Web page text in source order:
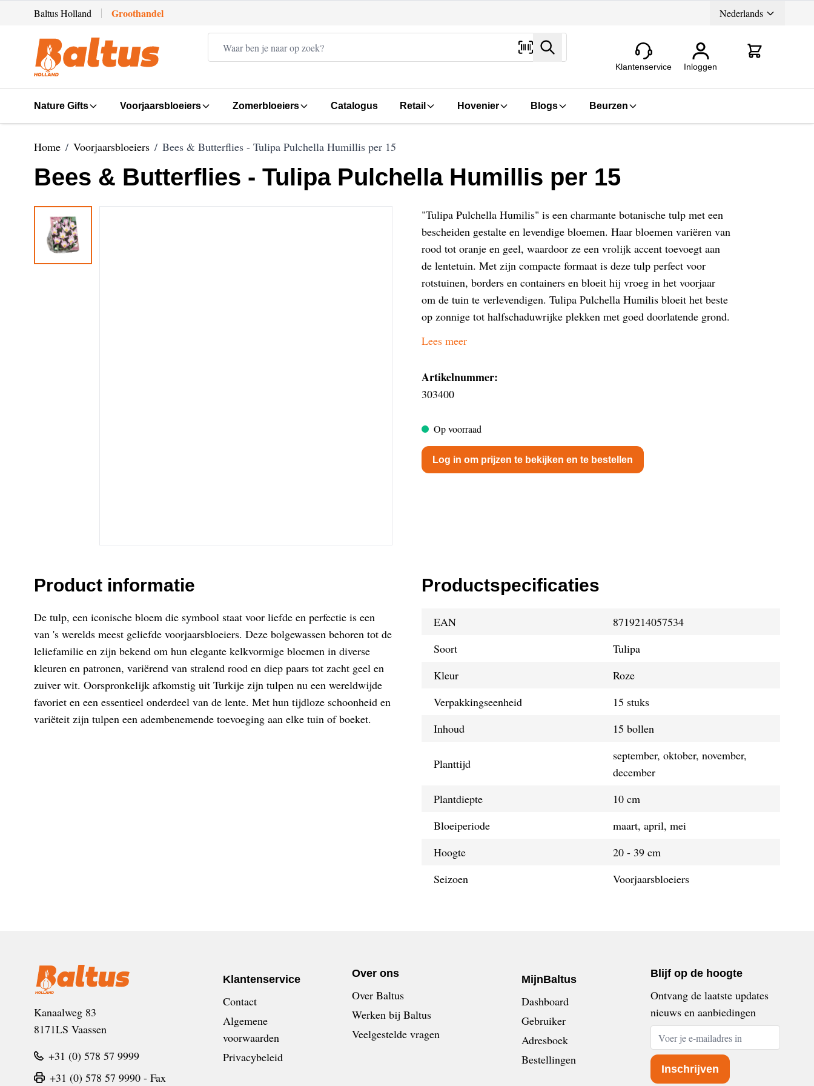
Ga direct door naar de inhoud
Baltus Holland Groothandel Nederlands
Zoeken
Klantenservice Inloggen
Nature Gifts Voorjaarsbloeiers Zomerbloeiers Catalogus Retail Hovenier Blogs Beurzen
Home / Voorjaarsbloeiers / Bees & Butterflies - Tulipa Pulchella Humillis per 15
Bees & Butterflies - Tulipa Pulchella Humillis per 15
"Tulipa Pulchella Humilis" is een charmante botanische tulp met een
bescheiden gestalte en levendige bloemen. Haar bloemen variëren van
rood tot oranje en geel, waardoor ze een vrolijk accent toevoegt aan
de lentetuin. Met zijn compacte formaat is deze tulp perfect voor
rotstuinen, borders en containers en bloeit hij vroeg in het voorjaar
om de tuin te verlevendigen. Tulipa Pulchella Humilis bloeit het beste
op zonnige tot halfschaduwrijke plekken met goed doorlatende grond.
Lees meer
Artikelnummer:
303400
Op voorraad
Log in om prijzen te bekijken en te bestellen
Product informatie
De tulp, een iconische bloem die symbool staat voor liefde en perfectie is een
van 's werelds meest geliefde voorjaarsbloeiers. Deze bolgewassen behoren tot de
leliefamilie en zijn bekend om hun elegante kelkvormige bloemen in diverse
kleuren en patronen, variërend van stralend rood en diep paars tot zacht geel en
zuiver wit. Oorspronkelijk afkomstig uit Turkije zijn tulpen nu een wereldwijde
favoriet en een essentieel onderdeel van de lente. Met hun tijdloze schoonheid en
variëteit zijn tulpen een adembenemende toevoeging aan elke tuin of boeket.
Productspecificaties
EAN
8719214057534
Soort
Tulipa
Kleur
Roze
Verpakkingseenheid
15 stuks
Inhoud
15 bollen
Planttijd
september, oktober, november,
december
Plantdiepte
10 cm
Bloeiperiode
maart, april, mei
Hoogte
20 - 39 cm
Seizoen
Voorjaarsbloeiers
Kanaalweg 83
8171LS Vaassen
+31 (0) 578 57 9999
+31 (0) 578 57 9990 - Fax
Klantenservice
Contact
Algemene
voorwaarden
Privacybeleid
Over ons
Over Baltus
Werken bij Baltus
Veelgestelde vragen
MijnBaltus
Dashboard
Gebruiker
Adresboek
Bestellingen
Blijf op de hoogte
Ontvang de laatste updates
nieuws en aanbiedingen
E-mailadres
Inschrijven